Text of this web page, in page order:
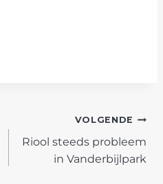
VOLGENDE
Riool steeds probleem
in Vanderbijlpark